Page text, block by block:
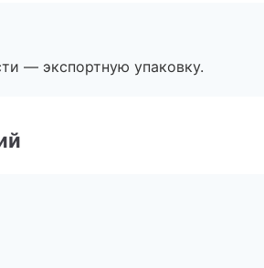
— экспортную упаковку.